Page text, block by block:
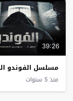
39:26
مسلسل الفوندو
منذ 5 سنوات